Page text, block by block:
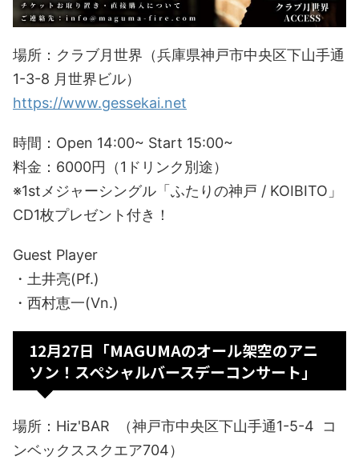
場所：クラブ月世界（兵庫県神戸市中央区下山手通
1-3-8 月世界ビル）
https://www.gessekai.net
時間：Open 14:00~ Start 15:00~
料金：6000円（1ドリンク別途）
※1stメジャーシングル「ふたりの神戸 / KOIBITO」
CD1枚プレゼント付き！
Guest Player
・土井亮(Pf.)
・西村恵一(Vn.)
12月27日「MAGUMAのオール架空のアニ
ソン！スペシャルバースデーコンサート」
場所：Hiz'BAR （神戸市中央区下山手通1-5-4 コ
ンベックススクエア704）